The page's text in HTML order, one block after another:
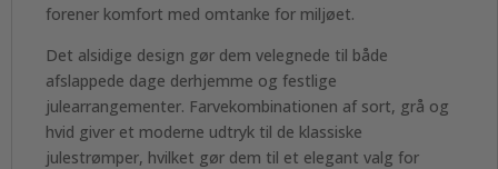
forener komfort med omtanke for miljøet.
Det alsidige design gør dem velegnede til både
afslappede dage derhjemme og festlige
julearrangementer. Farvekombinationen af sort, grå og
hvid giver et moderne udtryk til de klassiske
julestrømper, hvilket gør dem til et elegant valg for